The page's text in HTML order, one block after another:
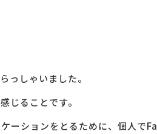
っしゃいました。
じることです。
ーションをとるために、個人でFa